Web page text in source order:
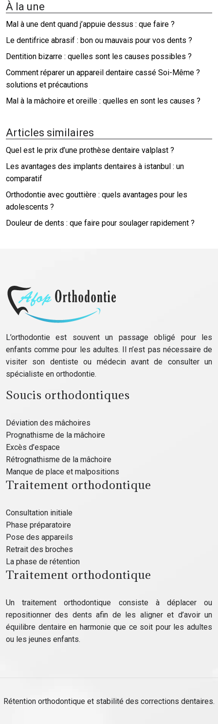
À la une
Mal à une dent quand j’appuie dessus : que faire ?
Le dentifrice abrasif : bon ou mauvais pour vos dents ?
Dentition bizarre : quelles sont les causes possibles ?
Comment réparer un appareil dentaire cassé Soi-Même ?
solutions et précautions
Mal à la mâchoire et oreille : quelles en sont les causes ?
Articles similaires
Quel est le prix d’une prothèse dentaire valplast ?
Les avantages des implants dentaires à istanbul : un
comparatif
Orthodontie avec gouttière : quels avantages pour les
adolescents ?
Douleur de dents : que faire pour soulager rapidement ?
L’orthodontie est souvent un passage obligé pour les
enfants comme pour les adultes. Il n’est pas nécessaire de
visiter son dentiste ou médecin avant de consulter un
spécialiste en orthodontie.
Soucis orthodontiques
Déviation des mâchoires
Prognathisme de la mâchoire
Excès d’espace
Rétrognathisme de la mâchoire
Manque de place et malpositions
Traitement orthodontique
Consultation initiale
Phase préparatoire
Pose des appareils
Retrait des broches
La phase de rétention
Traitement orthodontique
Un traitement orthodontique consiste à déplacer ou
repositionner des dents afin de les aligner et d’avoir un
équilibre dentaire en harmonie que ce soit pour les adultes
ou les jeunes enfants.
Rétention orthodontique et stabilité des corrections dentaires.